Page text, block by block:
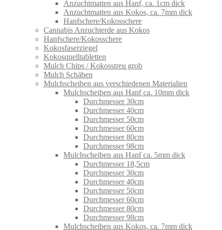
Anzuchtmatten aus Hanf, ca. 1cm dick
Anzuchtmatten aus Kokos, ca. 7mm dick
Hanfschere/Kokosschere
Cannabis Anzuchterde aus Kokos
Hanfschere/Kokosschere
Kokosfaserziegel
Kokosquelltabletten
Mulch Chips / Kokosstreu grob
Mulch Schäben
Mulchscheiben aus verschiedenen Materialien
Mulchscheiben aus Hanf ca. 10mm dick
Durchmesser 30cm
Durchmesser 40cm
Durchmesser 50cm
Durchmesser 60cm
Durchmesser 80cm
Durchmesser 98cm
Mulchscheiben aus Hanf ca. 5mm dick
Durchmesser 18,5cm
Durchmesser 30cm
Durchmesser 40cm
Durchmesser 50cm
Durchmesser 60cm
Durchmesser 80cm
Durchmesser 98cm
Mulchscheiben aus Kokos, ca. 7mm dick